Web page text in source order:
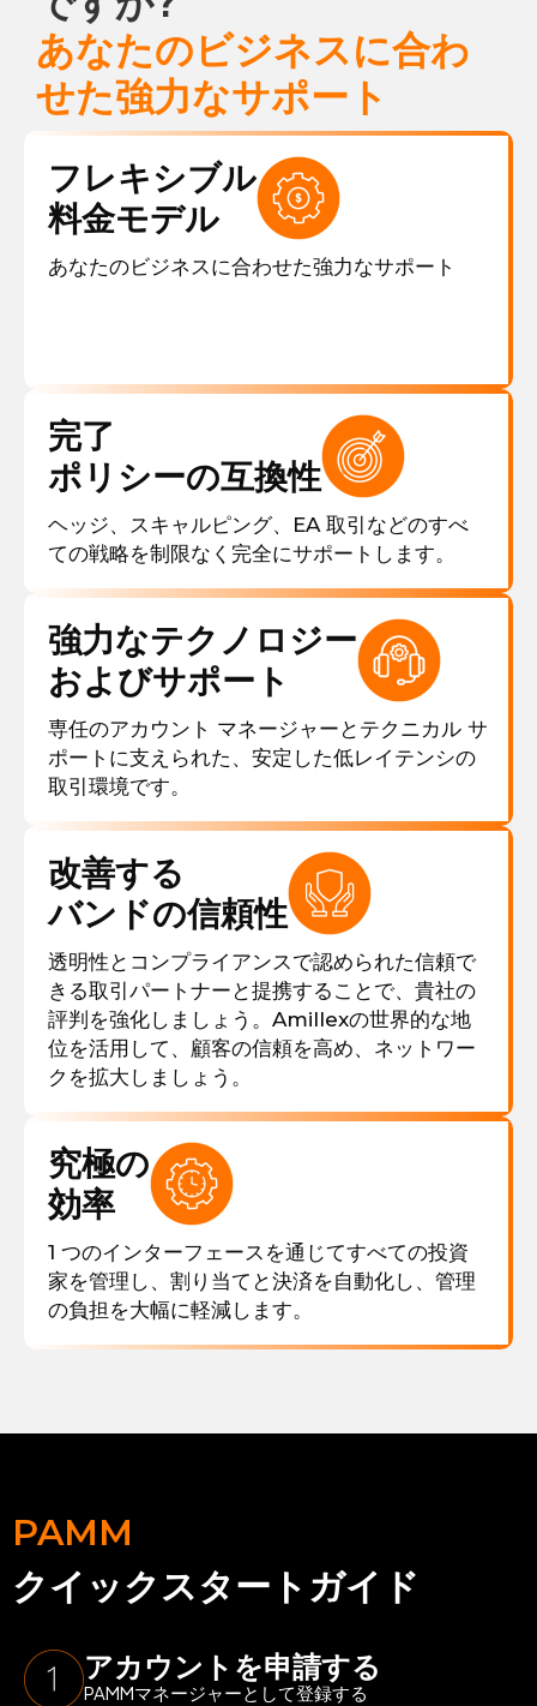
あなたのビジネスに合わ
せた強力なサポート
フレキシブル
料金モデル
あなたのビジネスに合わせた強力なサポート
完了
ポリシーの互換性
ヘッジ、スキャルピング、EA 取引などのすべ
ての戦略を制限なく完全にサポートします。
強力なテクノロジー
およびサポート
専任のアカウント マネージャーとテクニカル サ
ポートに支えられた、安定した低レイテンシの
取引環境です。
改善する
バンドの信頼性
透明性とコンプライアンスで認められた信頼で
きる取引パートナーと提携することで、貴社の
評判を強化しましょう。Amillexの世界的な地
位を活用して、顧客の信頼を高め、ネットワー
クを拡大しましょう。
究極の
効率
1 つのインターフェースを通じてすべての投資
家を管理し、割り当てと決済を自動化し、管理
の負担を大幅に軽減します。
PAMM
クイックスタートガイド
アカウントを申請する
PAMMマネージャーとして登録する